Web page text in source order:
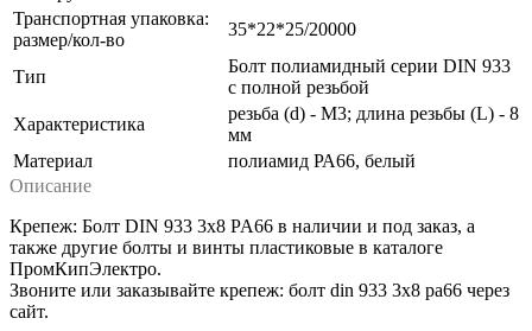
Транспортная упаковка:
размер/кол-во
35*22*25/20000
Тип
Болт полиамидный серии DIN 933
с полной резьбой
Характеристика
резьба (d) - М3; длина резьбы (L) - 8
мм
Материал
полиамид РА66, белый
Описание
Крепеж: Болт DIN 933 3x8 PA66 в наличии и под заказ, а
также другие болты и винты пластиковые в каталоге
ПромКипЭлектро.
Звоните или заказывайте крепеж: болт din 933 3x8 pa66 через
сайт.